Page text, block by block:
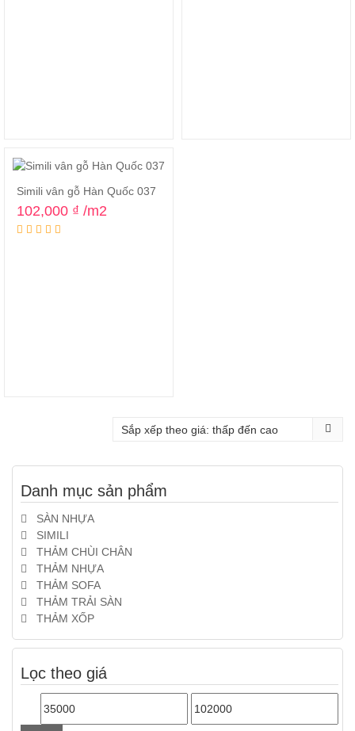
Simili vân gỗ Hàn Quốc 037
102,000 ₫ /m2
Danh mục sản phẩm
SÀN NHỰA
SIMILI
THẢM CHÙI CHÂN
THẢM NHỰA
THẢM SOFA
THẢM TRẢI SÀN
THẢM XỐP
Lọc theo giá
Giá Giá